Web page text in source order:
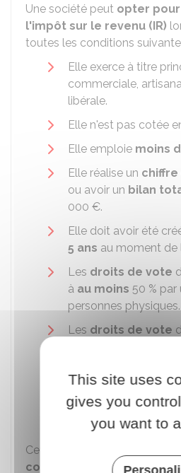
Une société peut opter
l'impôt sur le revenu (IR)
toutes les conditions
Elle exerce à titre
commerciale,
libérale.
Elle n'est pas cotée
Elle emploie moins
Elle réalise un chiffre
ou avoir un bilan
000 €.
Elle doit avoir été
5 ans au moment de
Les droits de vote
à au moins 50 % par
personnes physiques.
Les droits de vote
personnes
général, président du
surveillance, membre
gérant et les
Cette option est valable pour
comptables
et ne peut pas
This site uses
gives you
you want to